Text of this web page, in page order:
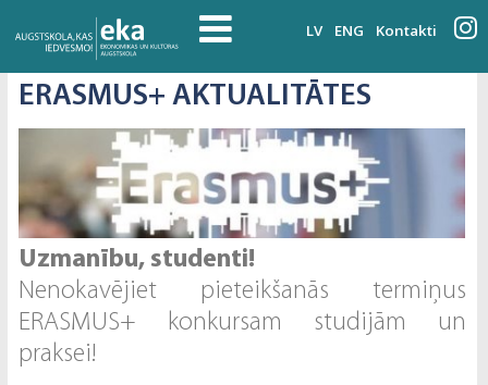
LV ENG Kontakti
ERASMUS+ AKTUALITĀTES
Uzmanību, studenti!
Nenokavējiet pieteikšanās termiņus
ERASMUS+ konkursam studijām un
praksei!